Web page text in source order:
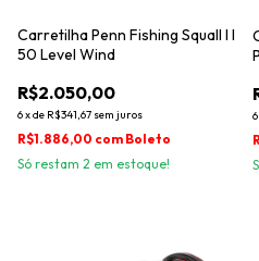
Carretilha Penn Fishing Squall I I
50 Level Wind
R$2.050,00
6xde R$341,67 sem juros
R$1.886,00 com Boleto
Só restam 2 em estoque!
6